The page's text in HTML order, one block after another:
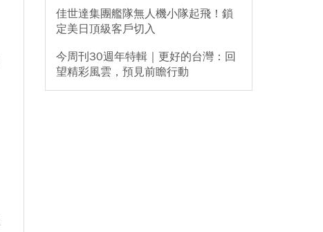
佳世達集團艦隊無人機小隊起飛！鎖
定美日頂級客戶切入
今周刊30週年特輯｜更好的台灣：回
望精彩風雲，預見前瞻行動